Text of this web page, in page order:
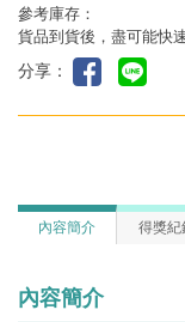
參考庫存：
貨品到貨後，盡可能快
分享：
內容簡介 得獎紀
內容簡介